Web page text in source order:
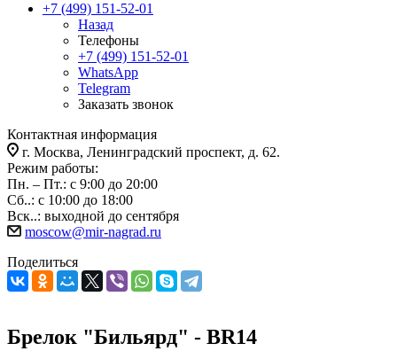
+7 (499) 151-52-01
Назад
Телефоны
+7 (499) 151-52-01
WhatsApp
Telegram
Заказать звонок
Контактная информация
г. Москва, Ленинградский проспект, д. 62.
Режим работы:
Пн. – Пт.: с 9:00 до 20:00
Сб..: с 10:00 до 18:00
Вск..: выходной до сентября
moscow@mir-nagrad.ru
Поделиться
Брелок "Бильярд" - BR14